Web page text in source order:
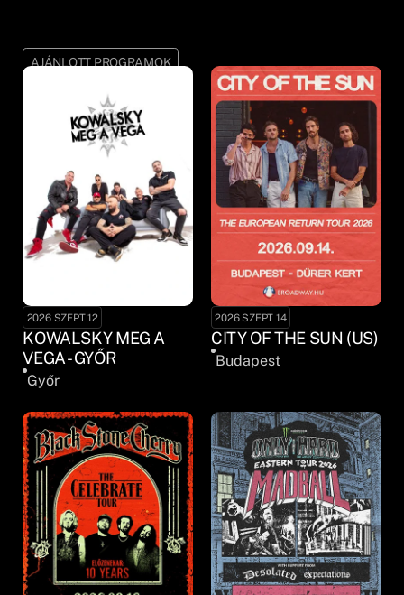
AJÁNLOTT PROGRAMOK
2026 SZEPT 12
KOWALSKY MEG A
VEGA - GYŐR
Győr
2026 SZEPT 14
CITY OF THE SUN (US)
Budapest